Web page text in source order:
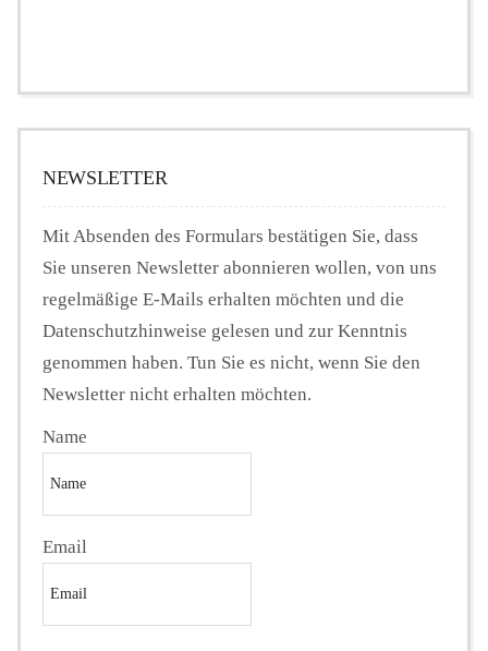
NEWSLETTER
Mit Absenden des Formulars bestätigen Sie, dass
Sie unseren Newsletter abonnieren wollen, von uns
regelmäßige E-Mails erhalten möchten und die
Datenschutzhinweise gelesen und zur Kenntnis
genommen haben. Tun Sie es nicht, wenn Sie den
Newsletter nicht erhalten möchten.
Name
Email